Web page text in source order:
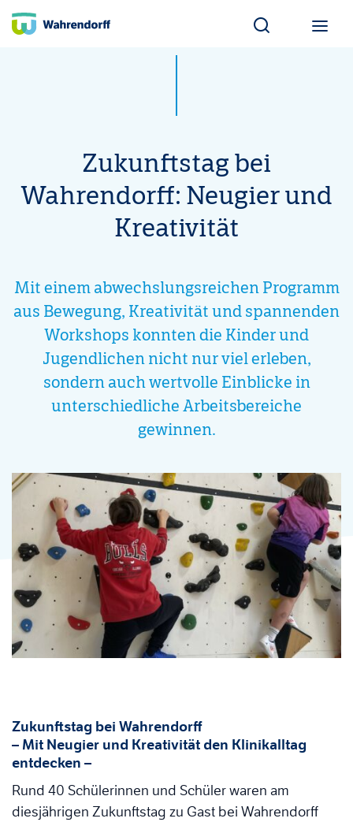
Wahrendorff
Zukunftstag bei
Wahrendorff: Neugier und
Kreativität
Mit einem abwechslungsreichen Programm
aus Bewegung, Kreativität und spannenden
Workshops konnten die Kinder und
Jugendlichen nicht nur viel erleben,
sondern auch wertvolle Einblicke in
unterschiedliche Arbeitsbereiche
gewinnen.
Zukunftstag bei Wahrendorff
– Mit Neugier und Kreativität den Klinikalltag
entdecken –
Rund 40 Schülerinnen und Schüler waren am
diesjährigen Zukunftstag zu Gast bei Wahrendorff